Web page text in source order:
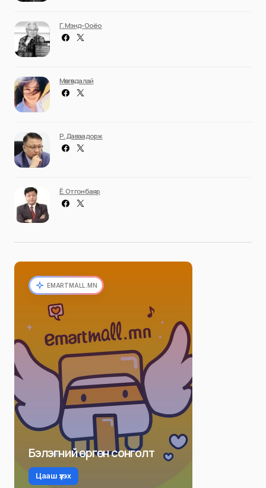
Г. Мэнд-Ооёо
Мөнгөндалай
Р. Даваадорж
Ё. Отгонбаяр
EMARTMALL.MN
Бэлэгний өргөн сонголт
Цааш үзэх